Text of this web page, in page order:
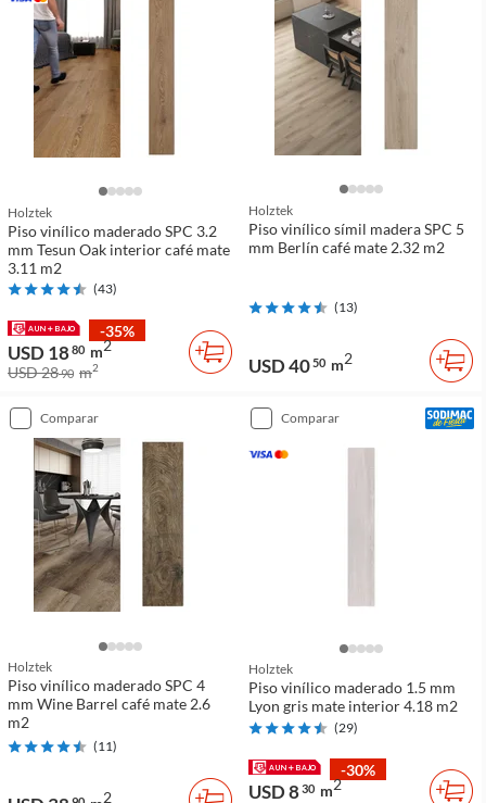
Holztek
Piso vinílico maderado SPC 3.2
mm Tesun Oak interior café mate
3.11 m2
(43)
-35%
USD 1880 m2
USD 2890 m2
Holztek
Piso vinílico símil madera SPC 5
mm Berlín café mate 2.32 m2
(13)
USD 4050 m2
comparar
Holztek
Piso vinílico maderado SPC 4
mm Wine Barrel café mate 2.6
m2
(11)
2
comparar
Holztek
Piso vinílico maderado 1.5 mm
Lyon gris mate interior 4.18 m2
(29)
-30%
USD 830 m2